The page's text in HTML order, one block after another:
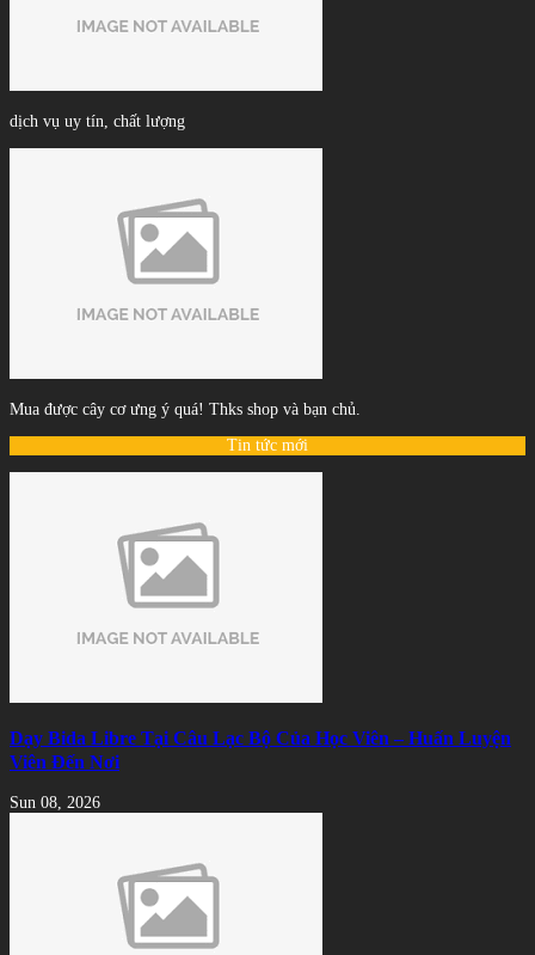
dịch vụ uy tín, chất lượng
Mua được cây cơ ưng ý quá! Thks shop và bạn chủ.
Tin tức mới
Dạy Bida Libre Tại Câu Lạc Bộ Của Học Viên – Huấn Luyện
Viên Đến Nơi
Sun 08, 2026